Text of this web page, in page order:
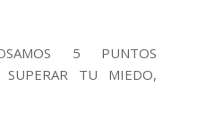
5 PUNTOS
SUPERAR TU MIEDO,